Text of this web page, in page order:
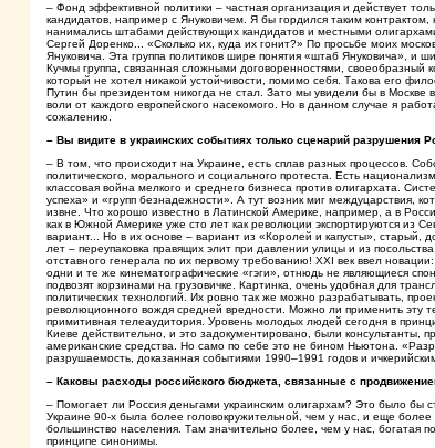
– Фонд эффективной политики – частная организация и действует
кандидатов, например с Януковичем. Я бы гордился таким
нанимались штабами действующих кандидатов и местными
Сергей Доренко... «Сколько их, куда их гонит?» По просьбе моих
Януковича. Эта группа политиков шире понятия «штаб Януковича», и
Кучмы группа, связанная сложными договоренностями,
который не хотел никакой устойчивости, помимо себя. Такова его
Путин бы президентом никогда не стал. Зато мы увидели бы в Москве
воли от каждого европейского насекомого. Но в данном случае я
сожалению.
– Вы видите в украинских событиях только сценарий разрушения
– В том, что происходит на Украине, есть сплав разных процессов.
политического, морального и социального протеста. Есть
классовая война мелкого и среднего бизнеса против олигархата.
успеха» и «групп безнадежности». А тут возник миг междуцарствия,
извне. Что хорошо известно в Латинской Америке, например, а в
как в Южной Америке уже сто лет как революции экспортируются из
вариант... Но в их основе – вариант из «Королей и капусты»,
лет – переупаковка правящих элит при давлении улицы и из
отставного генерала по их первому требованию! XXI век ввел
одни и те же кинематографические «гэги», отнюдь не являющиеся
подвозят корзинами на грузовичке. Картинка, очень удобная для
политических технологий. Их ровно так же можно разрабатывать,
революционного вождя средней вредности. Можно ли применить эту
примитивная телеаудитория. Уровень молодых людей сегодня в
Киеве действительно, и это задокументировано, были консультанты,
американские средства. Но само по себе это не бином Ньютона.
разрушаемость, доказанная событиями 1990–1991 годов и
– Каковы расходы российского бюджета, связанные с
– Помогает ли Россия деньгами украинским олигархам? Это было бы
Украине 90-х была более головокружительной, чем у нас, и еще
большинство населения. Там значительно более, чем у нас, богатая
принципе синонимы.